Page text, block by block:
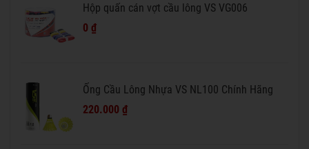
Hộp quấn cán vợt cầu lông VS VG006
0 ₫
Ống Cầu Lông Nhựa VS NL100 Chính Hãng
220.000 ₫